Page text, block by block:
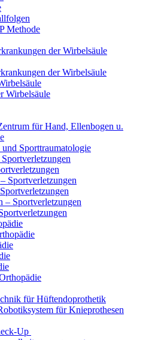
Methode
der Wirbelsäule
der Wirbelsäule
Wirbelsäule
für Hand, Ellenbogen u.
Sporttraumatologie
Sportverletzungen
– Sportverletzungen
für Hüftendoprothetik
für Knieprothesen
Up